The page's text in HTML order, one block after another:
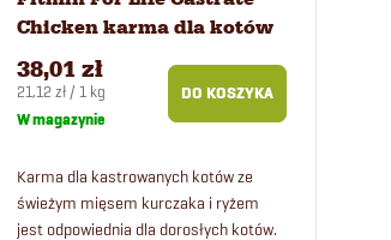
w
Chicken karma dla kotów
1,8 kg
38,01 zł
Cena
jednostkowa:
21,12 zł / 1 kg
W magazynie
DO KOSZYKA
Karma dla kastrowanych kotów ze
świeżym mięsem kurczaka i ryżem
jest odpowiednia dla dorosłych kotów.